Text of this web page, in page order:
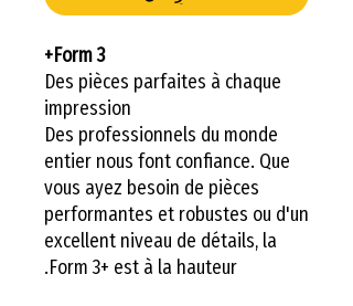
Form 3+
Des pièces parfaites à chaque
impression
Des professionnels du monde
entier nous font confiance. Que
vous ayez besoin de pièces
performantes et robustes ou d'un
excellent niveau de détails, la
Form 3+ est à la hauteur.